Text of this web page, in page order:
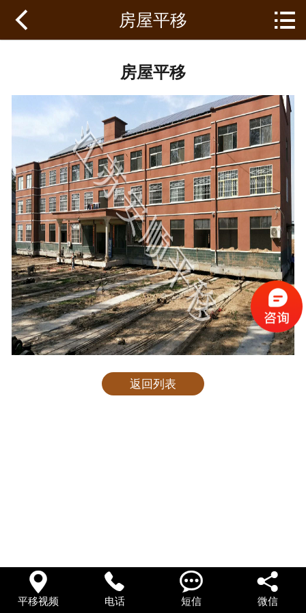
平移案例
资质证书
新闻资讯
联系我们
 房屋平移 
房屋平移
返回列表

平移视频

电话

短信

微信